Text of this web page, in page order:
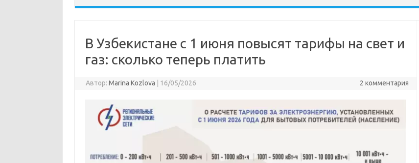
В Узбекистане с 1 июня повысят тарифы на свет и
газ: сколько теперь платить
Автор: Marina Kozlova 16/05/2026 2 комментария